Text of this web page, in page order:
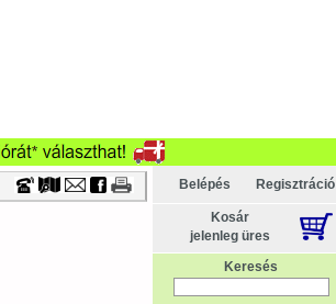
Belépés Regisztráció
Kosár
jelenleg üres
Keresés